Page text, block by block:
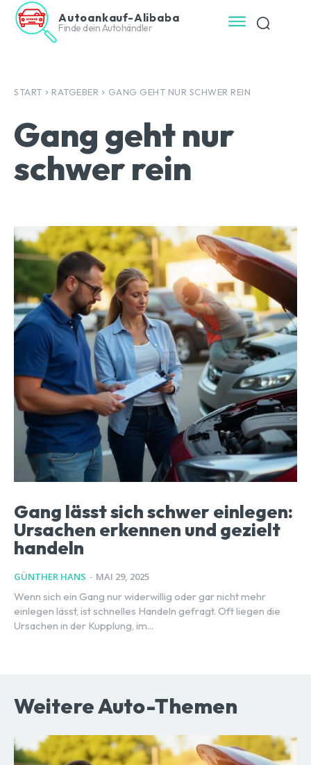
Autoankauf-Alibaba
Finde dein Autohändler
START RATGEBER GANG GEHT NUR SCHWER REIN
Gang geht nur
schwer rein
Gang lässt sich schwer einlegen:
Ursachen erkennen und gezielt
handeln
GÜNTHER HANS - MAI 29, 2025
Wenn sich ein Gang nur widerwillig oder gar nicht mehr
einlegen lässt, ist schnelles Handeln gefragt. Oft liegen die
Ursachen in der Kupplung, im...
Weitere Auto-Themen